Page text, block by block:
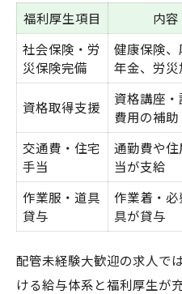
福利厚生項目 内容
社会保険・労
災保険完備
健康保険、
年金、労災
資格取得支援
資格講座・
費用の補助
交通費・住宅
手当
通勤費や住
当が支給
作業服・道具
貸与
作業着・必
具が貸与
配管未経験大歓迎の求人で
ける給与体系と福利厚生が